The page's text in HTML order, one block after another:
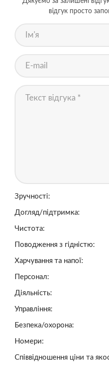
відгук просто
Зручності:
Догляд/підтримка:
Чистота:
Поводження з гідністю:
Харчування та напої:
Персонал:
Діяльність:
Управління:
Безпека/охорона:
Номери:
Співвідношення ціни та